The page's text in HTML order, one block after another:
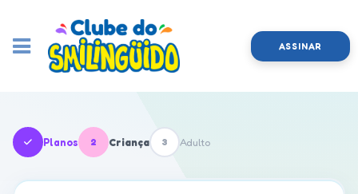
ASSINAR
Planos 2 Criança 3 Adulto